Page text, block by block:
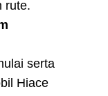
rute.
serta
Hiace